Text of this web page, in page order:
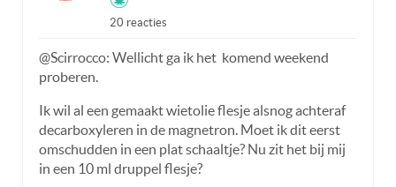
20 reacties
@Scirrocco: Wellicht ga ik het komend weekend
proberen.
Ik wil al een gemaakt wietolie flesje alsnog achteraf
decarboxyleren in de magnetron. Moet ik dit eerst
omschudden in een plat schaaltje? Nu zit het bij mij
in een 10 ml druppel flesje?